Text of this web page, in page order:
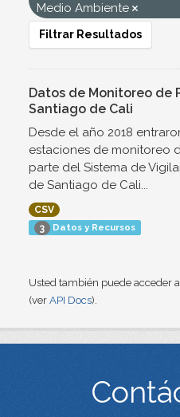
Medio Ambiente
Filtrar Resultados
Datos de Monitoreo de
Santiago de Cali
Desde el año 2018
estaciones de monitoreo
parte del Sistema de
de Santiago de Cali...
CSV
3 Datos y Recursos
Usted también puede acceder
(ver API Docs).